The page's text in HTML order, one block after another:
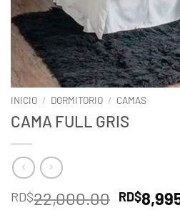
INICIO / DORMITORIO / CAMAS
CAMA FULL GRIS
RD$22,000.00 El
RD$